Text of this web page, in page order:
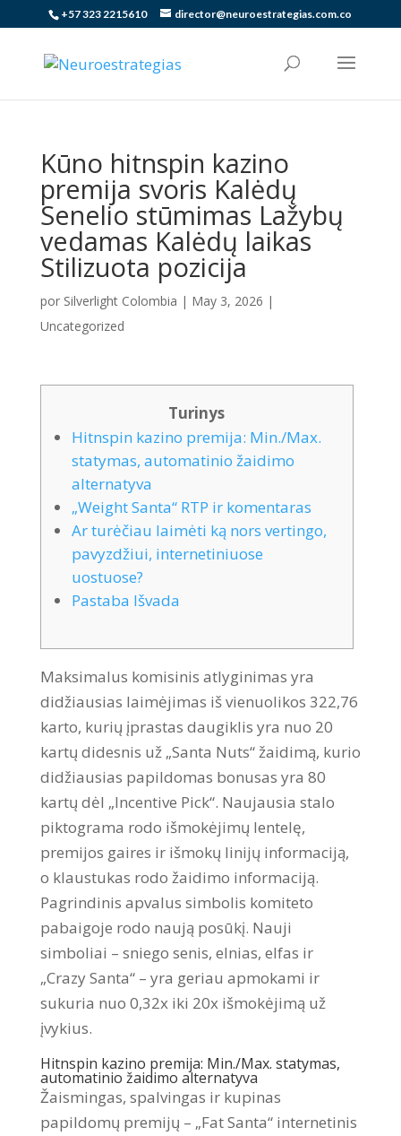
+57 323 2215610 director@neuroestrategias.com.co
Kūno hitnspin kazino
premija svoris Kalėdų
Senelio stūmimas Lažybų
vedamas Kalėdų laikas
Stilizuota pozicija
por Silverlight Colombia | May 3, 2026 |
Uncategorized
Turinys
Hitnspin kazino premija: Min./Max.
statymas, automatinio žaidimo
alternatyva
„Weight Santa“ RTP ir komentaras
Ar turėčiau laimėti ką nors vertingo,
pavyzdžiui, internetiniuose
uostuose?
Pastaba Išvada
Maksimalus komisinis atlyginimas yra
didžiausias laimėjimas iš vienuolikos 322,76
karto, kurių įprastas daugiklis yra nuo 20
kartų didesnis už „Santa Nuts“ žaidimą, kurio
didžiausias papildomas bonusas yra 80
kartų dėl „Incentive Pick“. Naujausia stalo
piktograma rodo išmokėjimų lentelę,
premijos gaires ir išmokų linijų informaciją,
o klaustukas rodo žaidimo informaciją.
Pagrindinis apvalus simbolis komiteto
pabaigoje rodo naują posūkį. Nauji
simboliai – sniego senis, elnias, elfas ir
„Crazy Santa“ – yra geriau apmokami ir
sukuria nuo 0,32x iki 20x išmokėjimą už
įvykius.
Hitnspin kazino premija: Min./Max. statymas,
automatinio žaidimo alternatyva
Žaismingas, spalvingas ir kupinas
papildomų premijų – „Fat Santa“ internetinis